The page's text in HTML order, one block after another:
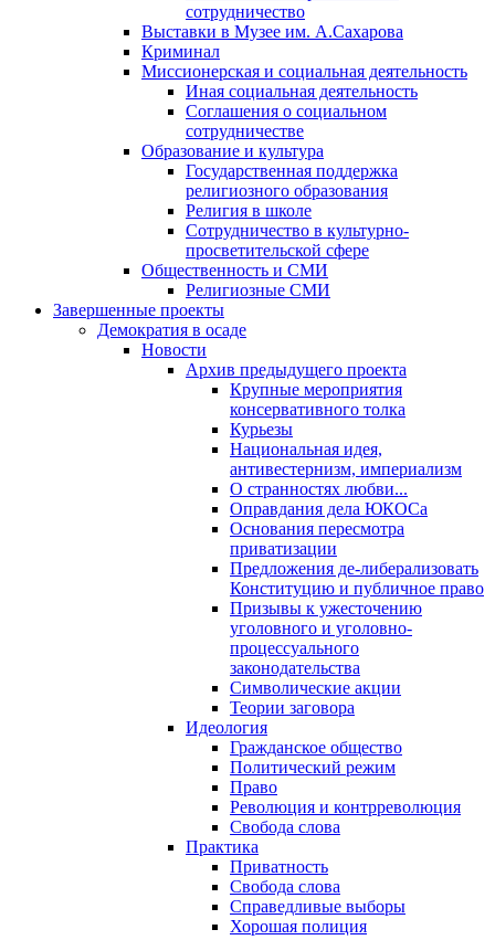
сотрудничество
Выставки в Музее им. А.Сахарова
Криминал
Миссионерская и социальная деятельность
Иная социальная деятельность
Соглашения о социальном
сотрудничестве
Образование и культура
Государственная поддержка
религиозного образования
Религия в школе
Сотрудничество в культурно-
просветительской сфере
Общественность и СМИ
Религиозные СМИ
Завершенные проекты
Демократия в осаде
Новости
Архив предыдущего проекта
Крупные мероприятия
консервативного толка
Курьезы
Национальная идея,
антивестернизм, империализм
О странностях любви...
Оправдания дела ЮКОСа
Основания пересмотра
приватизации
Предложения де-либерализовать
Конституцию и публичное право
Призывы к ужесточению
уголовного и уголовно-
процессуального
законодательства
Символические акции
Теории заговора
Идеология
Гражданское общество
Политический режим
Право
Революция и контрреволюция
Свобода слова
Практика
Приватность
Свобода слова
Справедливые выборы
Хорошая полиция